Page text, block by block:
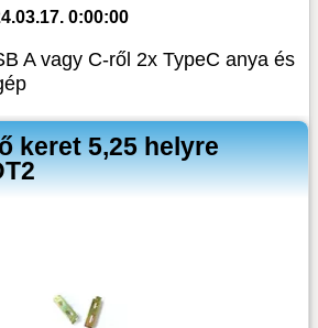
0:00:00
A vagy C-ről 2x TypeC anya és
keret 5,25 helyre